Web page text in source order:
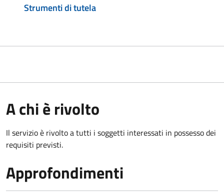
Strumenti di tutela
A chi è rivolto
Il servizio è rivolto a tutti i soggetti interessati in possesso dei
requisiti previsti.
Approfondimenti